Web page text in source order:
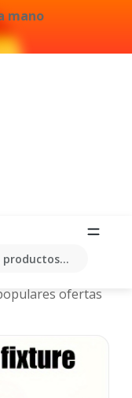
mano
y
ofertas